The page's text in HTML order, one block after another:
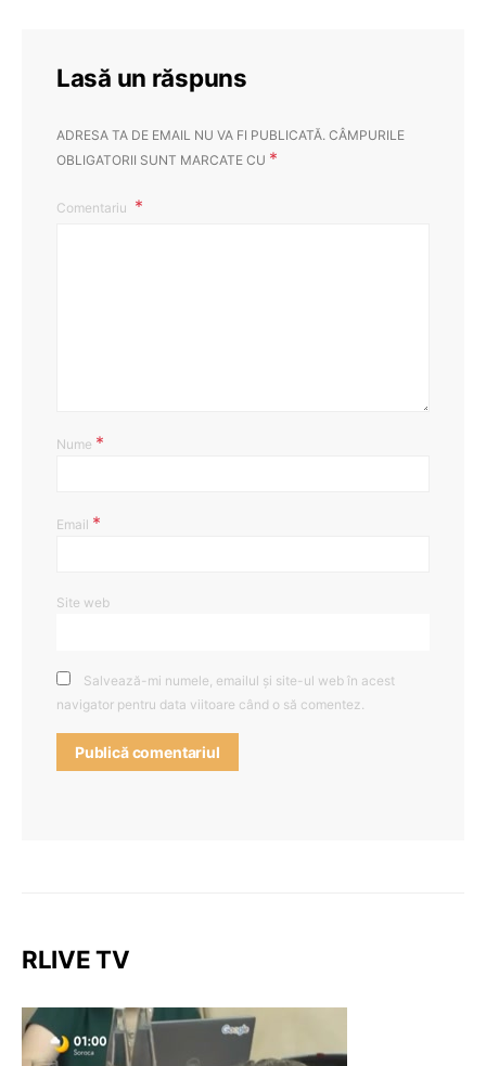
Lasă un răspuns
ADRESA TA DE EMAIL NU VA FI PUBLICATĂ. CÂMPURILE
OBLIGATORII SUNT MARCATE CU *
Comentariu
Nume *
Email *
Site web
Salvează-mi numele, emailul și site-ul web în acest
navigator pentru data viitoare când o să comentez.
RLIVE TV